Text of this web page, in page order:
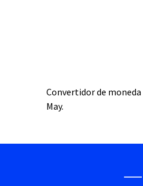
Convertidor de moneda
May.